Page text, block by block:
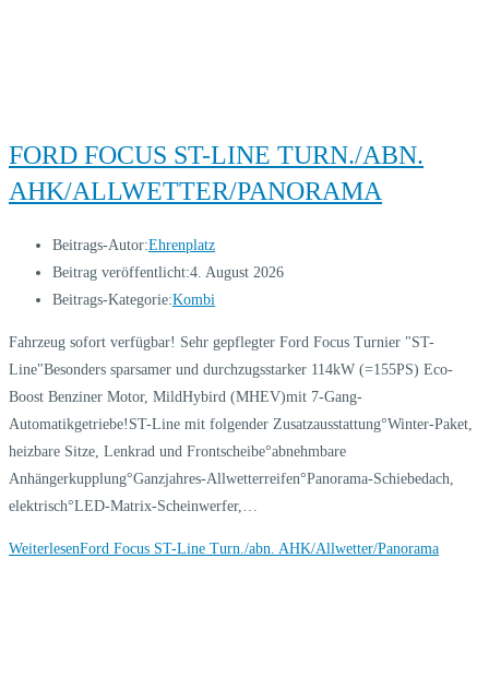
FORD FOCUS ST-LINE TURN./ABN.
AHK/ALLWETTER/PANORAMA
Beitrags-Autor:Ehrenplatz
Beitrag veröffentlicht:4. August 2026
Beitrags-Kategorie:Kombi
Fahrzeug sofort verfügbar! Sehr gepflegter Ford Focus Turnier "ST-
Line"Besonders sparsamer und durchzugsstarker 114kW (=155PS) Eco-
Boost Benziner Motor, MildHybird (MHEV)mit 7-Gang-
Automatikgetriebe!ST-Line mit folgender Zusatzausstattung°Winter-Paket,
heizbare Sitze, Lenkrad und Frontscheibe°abnehmbare
Anhängerkupplung°Ganzjahres-Allwetterreifen°Panorama-Schiebedach,
elektrisch°LED-Matrix-Scheinwerfer,…
WeiterlesenFord Focus ST-Line Turn./abn. AHK/Allwetter/Panorama